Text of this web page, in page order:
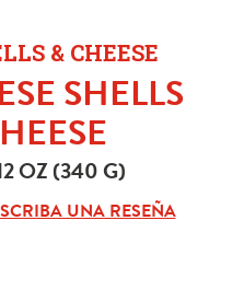
& CHEESE
SHELLS
OZ (340 G)
UNA RESEÑA